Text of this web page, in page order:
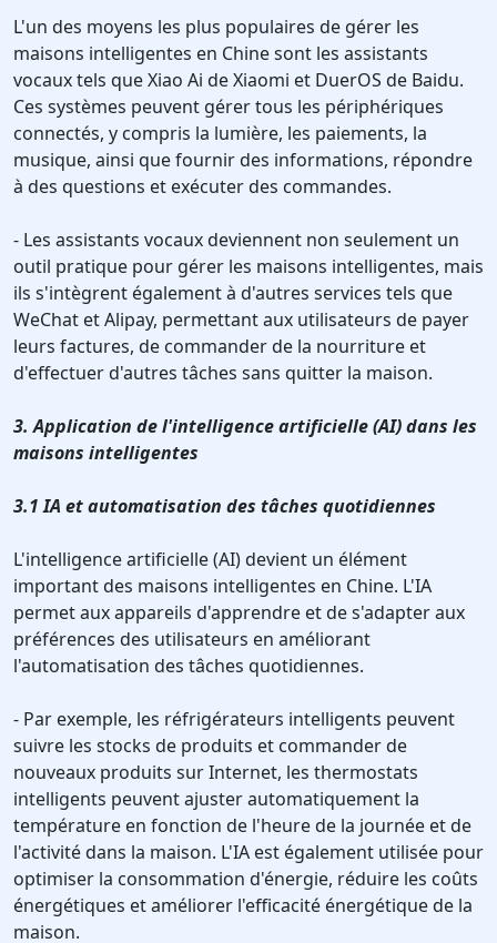
L'un des moyens les plus populaires de gérer les
maisons intelligentes en Chine sont les assistants
vocaux tels que Xiao Ai de Xiaomi et DuerOS de Baidu.
Ces systèmes peuvent gérer tous les périphériques
connectés, y compris la lumière, les paiements, la
musique, ainsi que fournir des informations, répondre
à des questions et exécuter des commandes.
- Les assistants vocaux deviennent non seulement un
outil pratique pour gérer les maisons intelligentes, mais
ils s'intègrent également à d'autres services tels que
WeChat et Alipay, permettant aux utilisateurs de payer
leurs factures, de commander de la nourriture et
d'effectuer d'autres tâches sans quitter la maison.
3. Application de l'intelligence artificielle (AI) dans les
maisons intelligentes
3.1 IA et automatisation des tâches quotidiennes
L'intelligence artificielle (AI) devient un élément
important des maisons intelligentes en Chine. L'IA
permet aux appareils d'apprendre et de s'adapter aux
préférences des utilisateurs en améliorant
l'automatisation des tâches quotidiennes.
- Par exemple, les réfrigérateurs intelligents peuvent
suivre les stocks de produits et commander de
nouveaux produits sur Internet, les thermostats
intelligents peuvent ajuster automatiquement la
température en fonction de l'heure de la journée et de
l'activité dans la maison. L'IA est également utilisée pour
optimiser la consommation d'énergie, réduire les coûts
énergétiques et améliorer l'efficacité énergétique de la
maison.